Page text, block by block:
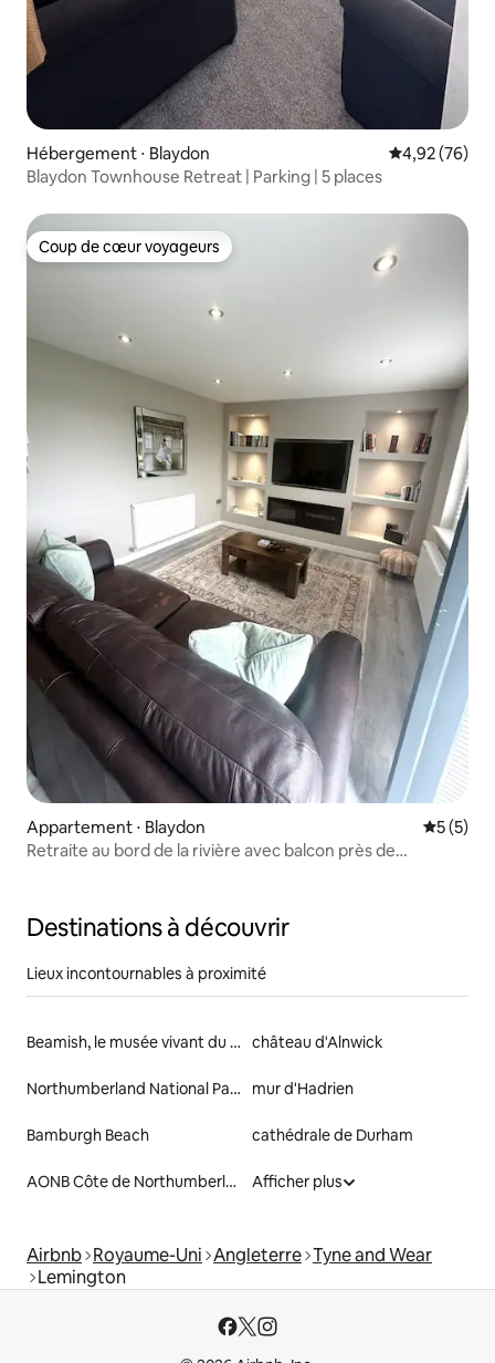
Hébergement ⋅ Blaydon Évaluation
4,92 (76)
Blaydon Townhouse Retreat | Parking | 5 places
Coup de cœur voyageurs
Coup de cœur voyageurs
Appartement ⋅ Blaydon
5 (5)
Retraite au bord de la rivière avec balcon près de
Destinations à découvrir
Lieux incontournables à proximité
Beamish, le musée vivant du Nord château d'Alnwick
Northumberland National Park mur d'Hadrien
Bamburgh Beach cathédrale de Durham
AONB Côte de Northumberland Afficher plus
Airbnb Royaume-Uni Angleterre Tyne and Wear
Lemington